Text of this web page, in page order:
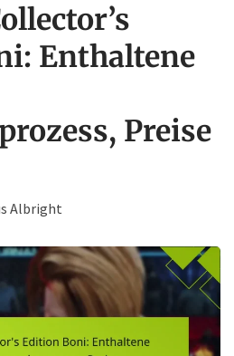
Enthaltene
Preise
Albright